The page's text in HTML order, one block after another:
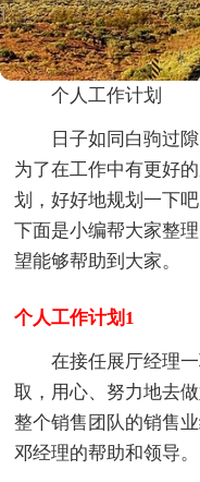
个人工作计划
日子如同白驹过
为了在工作中有更好
划，好好地规划一下
下面是小编帮大家整
望能够帮助到大家。
个人工作计划1
在接任展厅经理
取，用心、努力地去
整个销售团队的销售
邓经理的帮助和领导。